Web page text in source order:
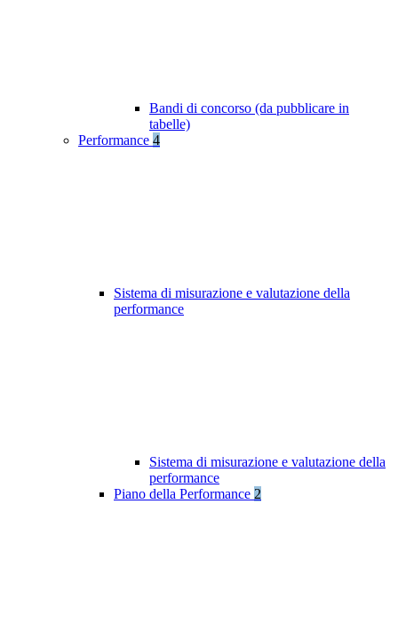
Bandi di concorso (da pubblicare in
tabelle)
Performance 4
Sistema di misurazione e valutazione della
performance
Sistema di misurazione e valutazione della
performance
Piano della Performance 2